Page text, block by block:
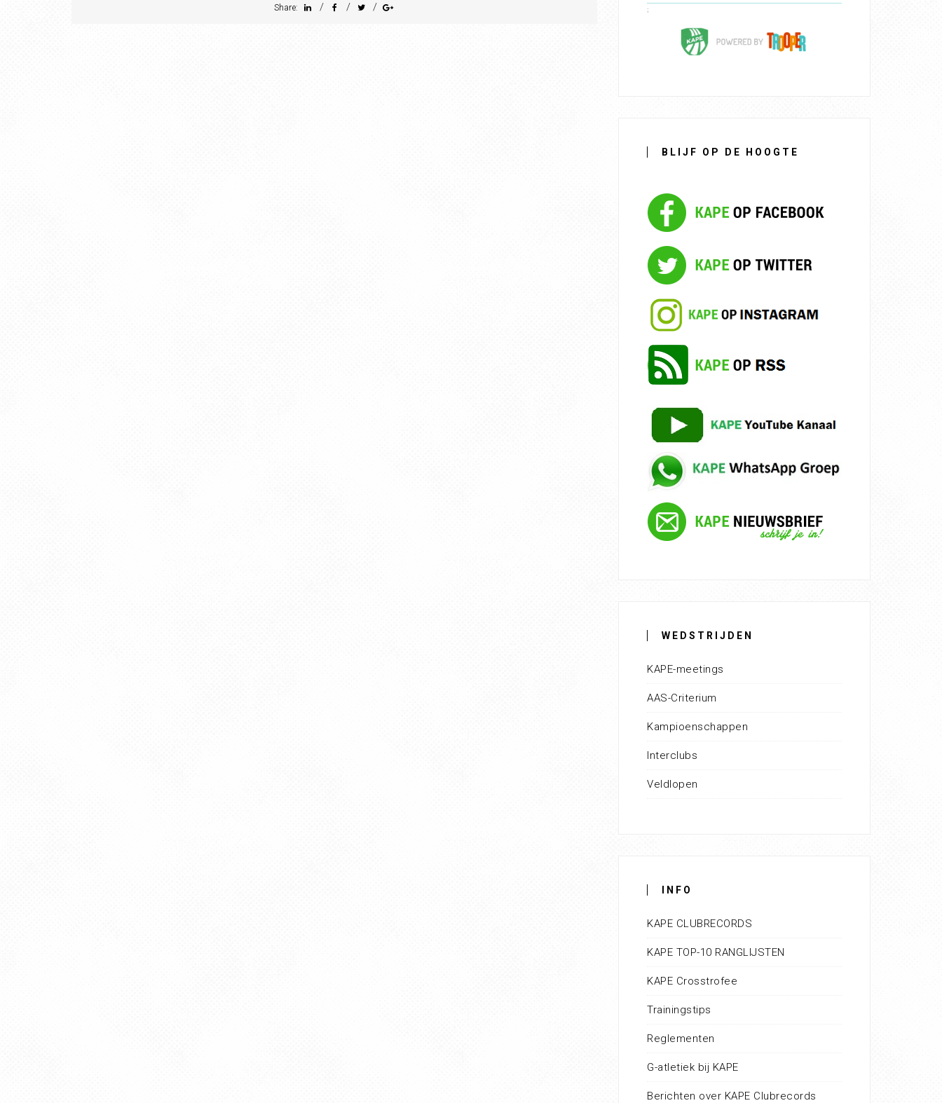
Share: / / /
BLIJF OP DE HOOGTE
WEDSTRIJDEN
KAPE-meetings
AAS-Criterium
Kampioenschappen
Interclubs
Veldlopen
INFO
KAPE CLUBRECORDS
KAPE TOP-10 RANGLIJSTEN
KAPE Crosstrofee
Trainingstips
Reglementen
G-atletiek bij KAPE
Berichten over KAPE Clubrecords